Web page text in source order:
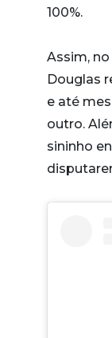
100%.
Assim,
Douglas
e até
outro.
sininho